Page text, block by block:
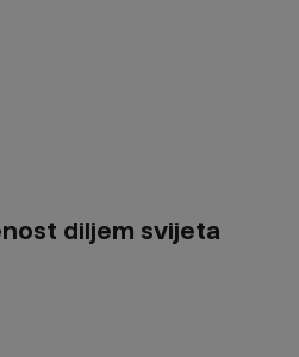
diljem svijeta